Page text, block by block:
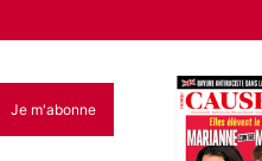
Je m'abonne